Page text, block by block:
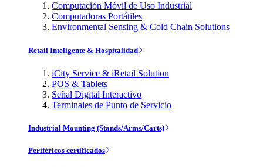
Computación Móvil de Uso Industrial
Computadoras Portátiles
Environmental Sensing & Cold Chain Solutions
Retail Inteligente & Hospitalidad
iCity Service & iRetail Solution
POS & Tablets
Señal Digital Interactivo
Terminales de Punto de Servicio
Industrial Mounting (Stands/Arms/Carts)
Periféricos certificados